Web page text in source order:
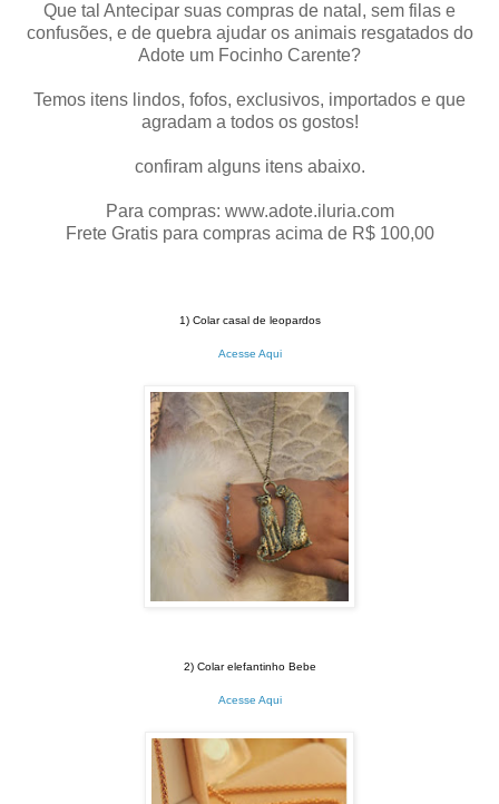
Que tal Antecipar suas compras de natal, sem filas e
confusões, e de quebra ajudar os animais resgatados do
Adote um Focinho Carente?
Temos itens lindos, fofos, exclusivos, importados e que
agradam a todos os gostos!
confiram alguns itens abaixo.
Para compras: www.adote.iluria.com
Frete Gratis para compras acima de R$ 100,00
1) Colar casal de leopardos
Acesse Aqui
2) Colar elefantinho Bebe
Acesse Aqui